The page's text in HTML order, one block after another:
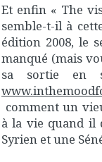
Et enfin « The
semble-t-il à
édition 2008, le
manqué (mais
sa sortie en
comment un
à la vie quand il
Syrien et une